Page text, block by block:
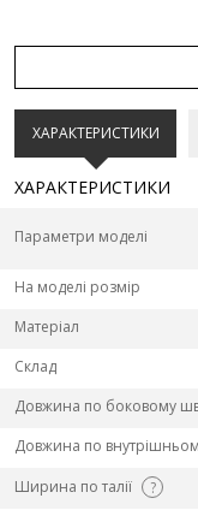
ХАРАКТЕРИСТИКИ
ХАРАКТЕРИСТИКИ
Параметри моделі
На моделі розмір
Матеріал
Склад
Довжина по боковому
Довжина по
Ширина по талії
?